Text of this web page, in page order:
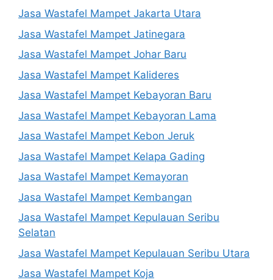
Jasa Wastafel Mampet Jakarta Utara
Jasa Wastafel Mampet Jatinegara
Jasa Wastafel Mampet Johar Baru
Jasa Wastafel Mampet Kalideres
Jasa Wastafel Mampet Kebayoran Baru
Jasa Wastafel Mampet Kebayoran Lama
Jasa Wastafel Mampet Kebon Jeruk
Jasa Wastafel Mampet Kelapa Gading
Jasa Wastafel Mampet Kemayoran
Jasa Wastafel Mampet Kembangan
Jasa Wastafel Mampet Kepulauan Seribu
Selatan
Jasa Wastafel Mampet Kepulauan Seribu Utara
Jasa Wastafel Mampet Koja